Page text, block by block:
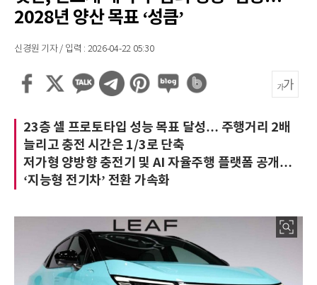
2028년 양산 목표 ‘성큼’
신경원 기자 / 입력 : 2026-04-22 05:30
23층 셀 프로토타입 성능 목표 달성… 주행거리 2배
늘리고 충전 시간은 1/3로 단축
저가형 양방향 충전기 및 AI 자율주행 플랫폼 공개…
‘지능형 전기차’ 전환 가속화